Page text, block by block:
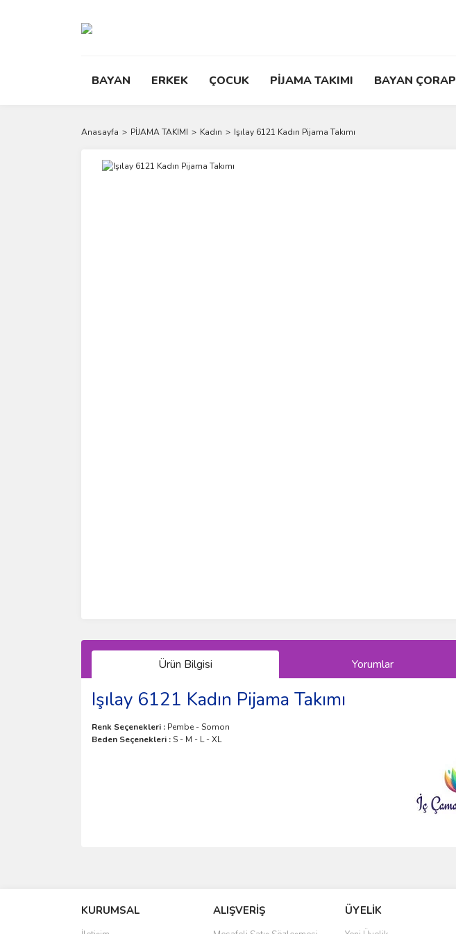
BAYAN ERKEK ÇOCUK PİJAMA TAKIMI BAYAN ÇORAP
Anasayfa PİJAMA TAKIMI Kadın Işılay 6121 Kadın Pijama Takımı
Ürün Bilgisi Yorumlar
Işılay 6121 Kadın Pijama Takımı
Renk Seçenekleri : Pembe - Somon
Beden Seçenekleri :S - M - L - XL
Ürün resmi kalitesiz, bozuk veya görüntülenemiyor.
Ürün açıklamasında eksik bilgiler bulunuyor.
KURUMSAL ALIŞVERİŞ ÜYELİK